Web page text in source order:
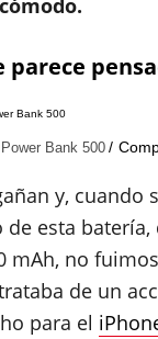
parece
Bank 500
y, cuando
de esta
mAh, no
de un
para el